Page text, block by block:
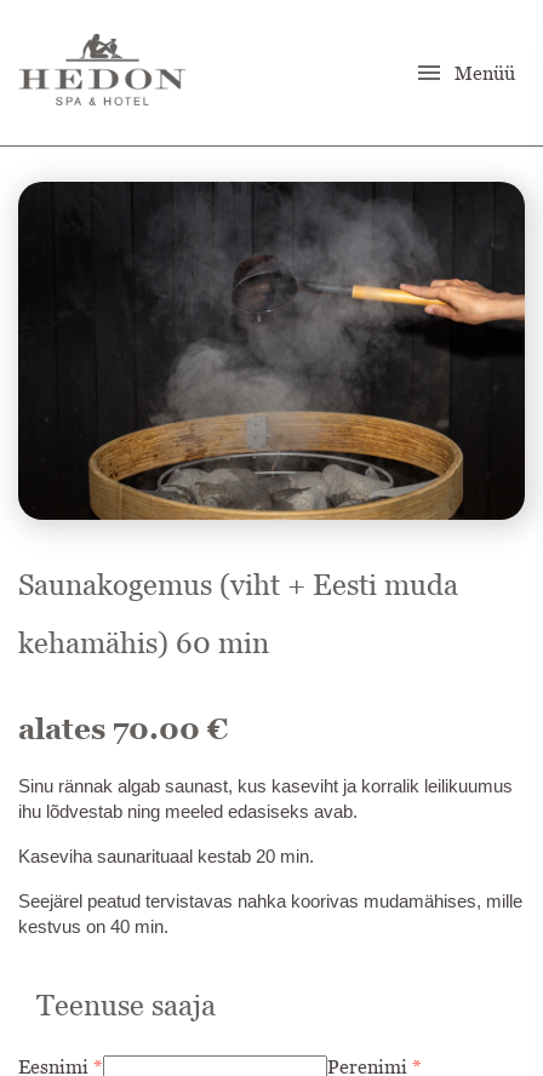
menu Menüü
Saunakogemus (viht + Eesti muda
kehamähis) 60 min
alates 70.00 €
Sinu rännak algab saunast, kus kaseviht ja korralik leilikuumus
ihu lõdvestab ning meeled edasiseks avab.
Kaseviha saunarituaal kestab 20 min.
Seejärel peatud tervistavas nahka koorivas mudamähises, mille
kestvus on 40 min.
Teenuse saaja
Eesnimi * Perenimi *